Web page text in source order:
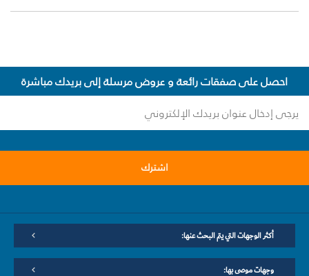
احصل على صفقات رائعة و عروض مرسلة إلى بريدك مباشرة
اشترك
أكثر الوجهات التي يتم البحث عنها:
وجهات موصى بها: